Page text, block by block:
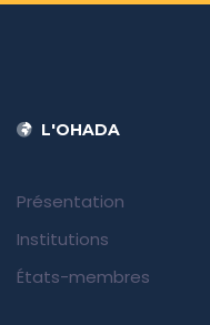
L'OHADA
Présentation
Institutions
États-membres